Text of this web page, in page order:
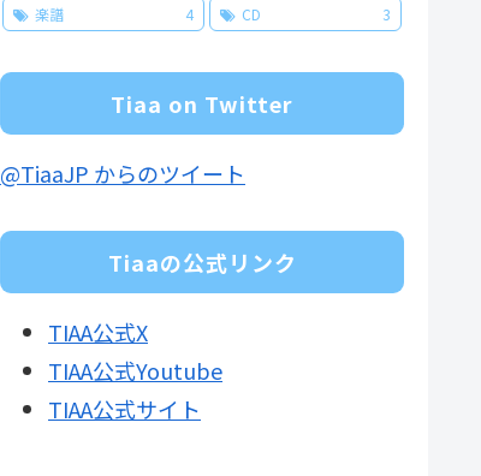
楽譜
4 CD 3
Tiaa on Twitter
@TiaaJP からのツイート
Tiaaの公式リンク
TIAA公式X
TIAA公式Youtube
TIAA公式サイト